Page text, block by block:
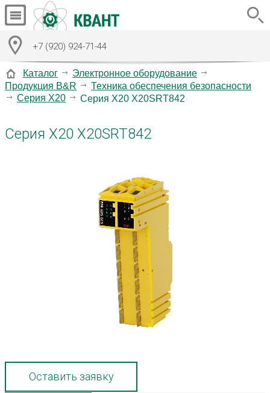
+7 (920) 924-71-44
Каталог
Электронное оборудование
Продукция B&R
Техника обеспечения безопасности
Серия X20
Серия X20 X20SRT842
Серия X20 X20SRT842
Оставить заявку